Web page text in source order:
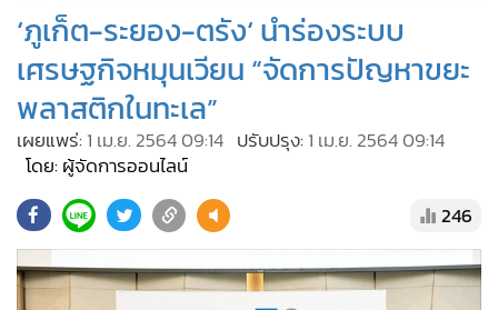
ผู้จัดการรายวัน
คอลัมนิสต์
• ละคร
• CbizReview
• Cyber BIZ
• Good health & Well-being
• Green Innovation & SD
• Management & HR
‘ภูเก็ต-ระยอง-ตรัง‘ นำร่องระบบ
เศรษฐกิจหมุนเวียน “จัดการปัญหาขยะ
พลาสติกในทะเล”
เผยแพร่: 1 เม.ย. 2564 09:14 ปรับปรุง: 1 เม.ย. 2564 09:14
โดย: ผู้จัดการออนไลน์
246